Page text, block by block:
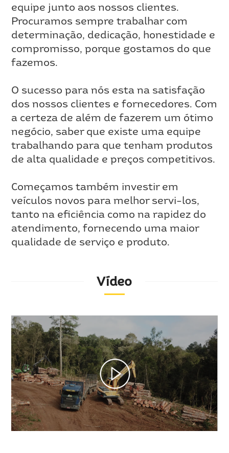
equipe junto aos nossos clientes.
Procuramos sempre trabalhar com
determinação, dedicação, honestidade e
compromisso, porque gostamos do que
fazemos.
O sucesso para nós esta na satisfação
dos nossos clientes e fornecedores. Com
a certeza de além de fazerem um ótimo
negócio, saber que existe uma equipe
trabalhando para que tenham produtos
de alta qualidade e preços competitivos.
Começamos também investir em
veículos novos para melhor servi-los,
tanto na eficiência como na rapidez do
atendimento, fornecendo uma maior
qualidade de serviço e produto.
Vídeo